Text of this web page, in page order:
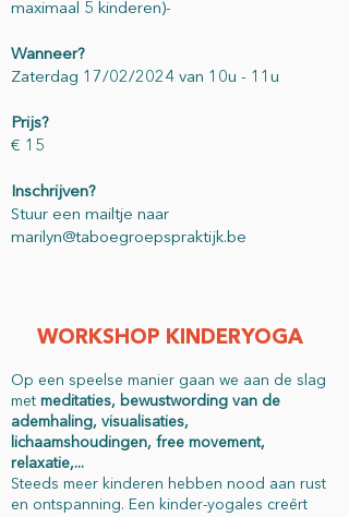
maximaal 5 kinderen)-
Wanneer?
Zaterdag 17/02/2024 van 10u - 11u
Prijs?
€ 15
Inschrijven?
Stuur een mailtje naar
marilyn@taboegroepspraktijk.be
WORKSHOP KINDERYOGA​
Op een speelse manier gaan we aan de slag
met meditaties, bewustwording van de
ademhaling, visualisaties,
lichaamshoudingen, free movement,
relaxatie,...
Steeds meer kinderen hebben nood aan rust
en ontspanning. Een kinder-yogales creërt